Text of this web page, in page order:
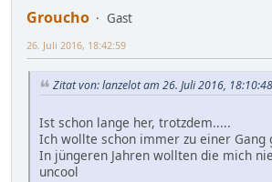
Groucho
Gast
26. Juli 2016, 18:42:59
Zitat von: lanzelot am 26. Juli 2016, 18:10:48
Ist schon lange her, trotzdem.....
Ich wollte schon immer zu einer Gang
In jüngeren Jahren wollten die mich
uncool